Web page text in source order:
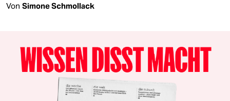
Von Simone Schmollack